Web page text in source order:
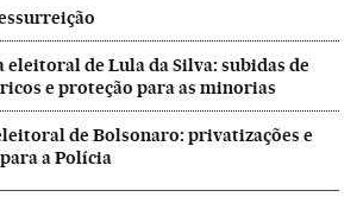
eleitoral de Lula da Silva: subidas de
e proteção para as minorias
de Bolsonaro: privatizações e
a Polícia